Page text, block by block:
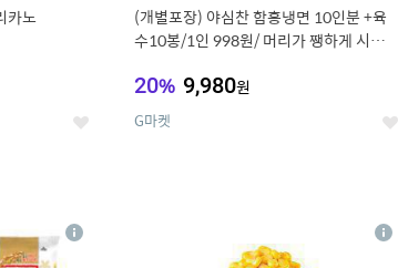
카노
좋
(개별포장) 야심찬 함흥냉면 10인분 +육
수10봉/1인 998원/ 머리가 쨍하게 시원한
20% 9,980원
G마켓 좋
상 상